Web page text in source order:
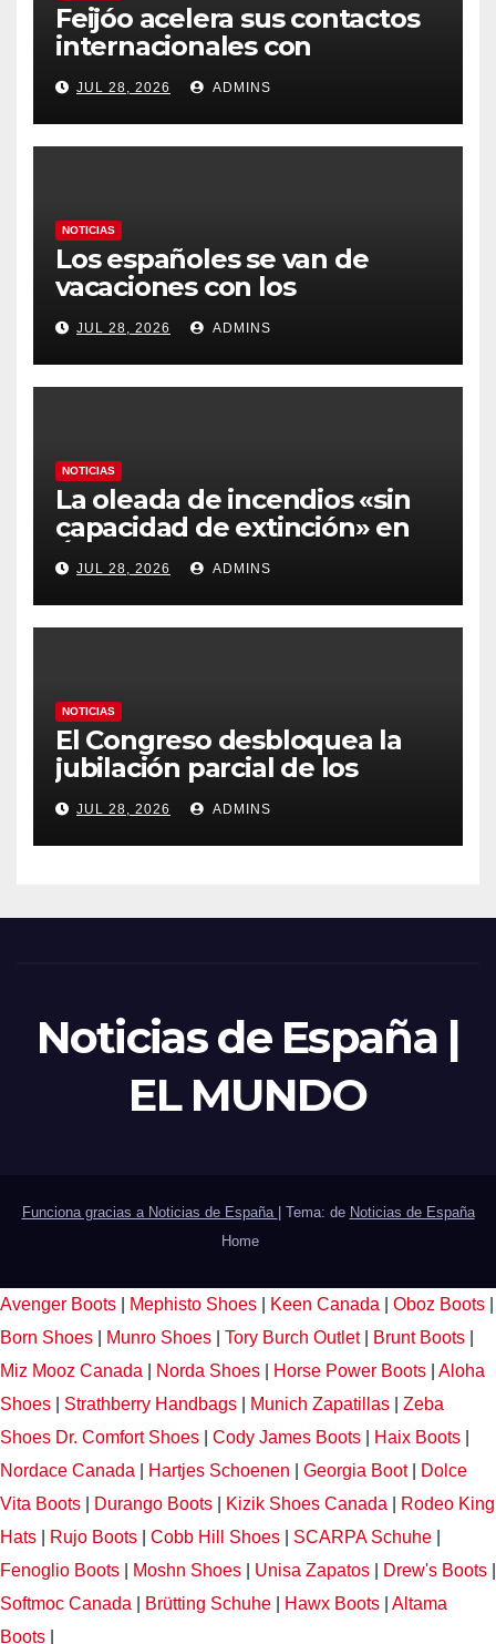
Feijóo acelera sus contactos
internacionales con
Latinoamérica como socio
prioritario en su agenda de
gobierno
JUL 28, 2026 ADMINS
NOTICIAS
Los españoles se van de
vacaciones con los
carburantes hasta un 21%
más caros que el año pasado
y los hoteles disparados
JUL 28, 2026 ADMINS
NOTICIAS
La oleada de incendios «sin
capacidad de extinción» en
Ávila y al oeste de Madrid
obliga a declarar la
emergencia nacional
JUL 28, 2026 ADMINS
NOTICIAS
El Congreso desbloquea la
jubilación parcial de los
trabajadores laborales del
sector público
JUL 28, 2026 ADMINS
Noticias de España |
EL MUNDO
Funciona gracias a Noticias de España Tema: de Noticias de España
Home
Avenger Boots Mephisto Shoes Keen Canada Oboz Boots
Born Shoes
Munro Shoes Tory Burch Outlet Brunt Boots
Miz Mooz Canada
Norda Shoes Horse Power Boots
Aloha
Shoes
Strathberry Handbags Munich Zapatillas
Zeba
Shoes Dr. Comfort Shoes Cody James Boots Haix Boots
Nordace Canada
Hartjes Schoenen Georgia Boot|
Dolce
Vita Boots
Durango Boots Kizik Shoes Canada
Rodeo King
Hats
Rujo Boots Cobb Hill Shoes SCARPA Schuhe
Fenoglio Boots
Moshn Shoes Unisa Zapatos Drew's Boots
Softmoc Canada
Brütting Schuhe Hawx Boots
Altama
Boots